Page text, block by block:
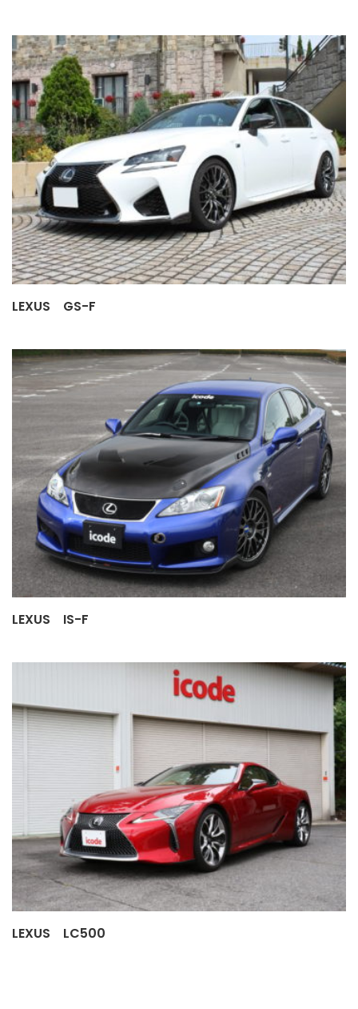
LEXUS GS-F
LEXUS IS-F
LEXUS LC500